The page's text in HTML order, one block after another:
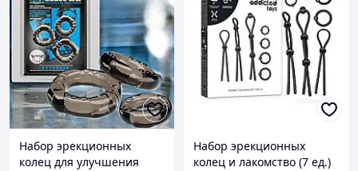
Набор эрекционных
колец для улучшения
Набор эрекционных
колец и лакомство (7 ед.)